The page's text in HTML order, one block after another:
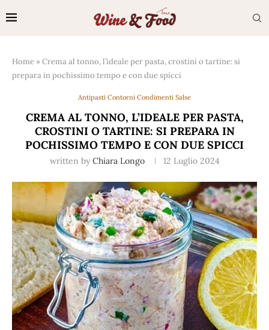
Home »Crema al tonno, l’ideale per pasta, crostini o tartine: si
prepara in pochissimo tempo e con due spicci
Antipasti Contorni Condimenti Salse
CREMA AL TONNO, L’IDEALE PER PASTA,
CROSTINI O TARTINE: SI PREPARA IN
POCHISSIMO TEMPO E CON DUE SPICCI
written by Chiara Longo 12 Luglio 2024